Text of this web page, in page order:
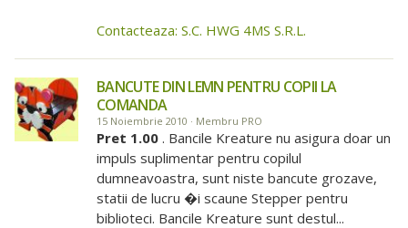
Contacteaza: S.C. HWG 4MS S.R.L.
BANCUTE DIN LEMN PENTRU COPII LA
COMANDA
15 Noiembrie 2010 · Membru PRO
Pret 1.00 . Bancile Kreature nu asigura doar un
impuls suplimentar pentru copilul
dumneavoastra, sunt niste bancute grozave,
statii de lucru �i scaune Stepper pentru
biblioteci. Bancile Kreature sunt destul...